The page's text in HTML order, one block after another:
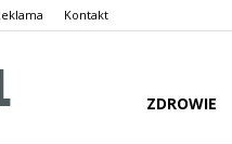
Kontakt
ZDROWIE